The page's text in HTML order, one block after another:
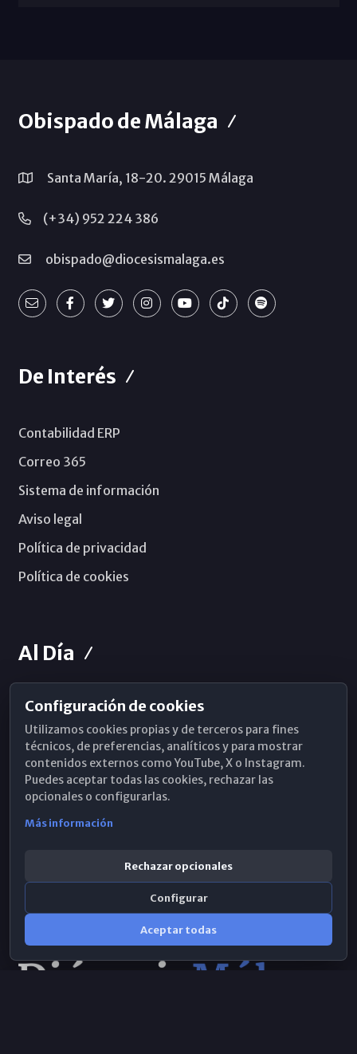
Obispado de Málaga
Santa María, 18-20. 29015 Málaga
(+34) 952 224 386
obispado@diocesismalaga.es
De Interés
Contabilidad ERP
Correo 365
Sistema de información
Aviso legal
Política de privacidad
Política de cookies
Al Día
Horarios de Misa
Hemeroteca
WhatsApp
Configuración de cookies
Utilizamos cookies propias y de terceros para fines
técnicos, de preferencias, analíticos y para mostrar
contenidos externos como YouTube, X o Instagram.
Puedes aceptar todas las cookies, rechazar las
opcionales o configurarlas.
Más información
Rechazar opcionales
Configurar
Aceptar todas